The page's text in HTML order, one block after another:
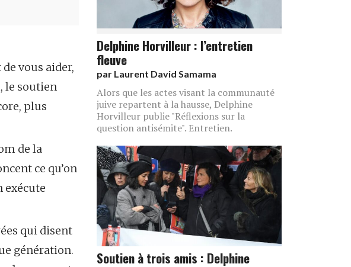
vous aider,
le soutien
plus
de la
ce qu’on
exécute
qui disent
génération.
Delphine Horvilleur : l’entretien
fleuve
par Laurent David Samama
Alors que les actes visant la communauté
juive repartent à la hausse, Delphine
Horvilleur publie "Réflexions sur la
question antisémite". Entretien.
Soutien à trois amis : Delphine